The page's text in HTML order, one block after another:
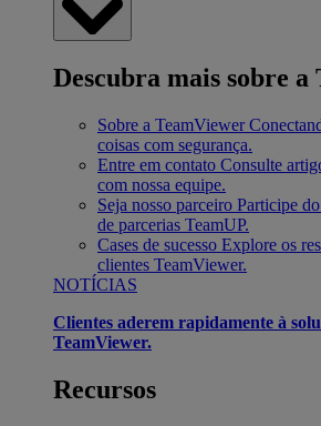
Descubra mais sobre a
Sobre a TeamViewer
coisas com segurança.
Entre em contato Consulte
com nossa equipe.
Seja nosso parceiro Participe
de parcerias TeamUP.
Cases de sucesso Explore os
clientes TeamViewer.
NOTÍCIAS
Clientes aderem rapidamente à
TeamViewer.
Recursos